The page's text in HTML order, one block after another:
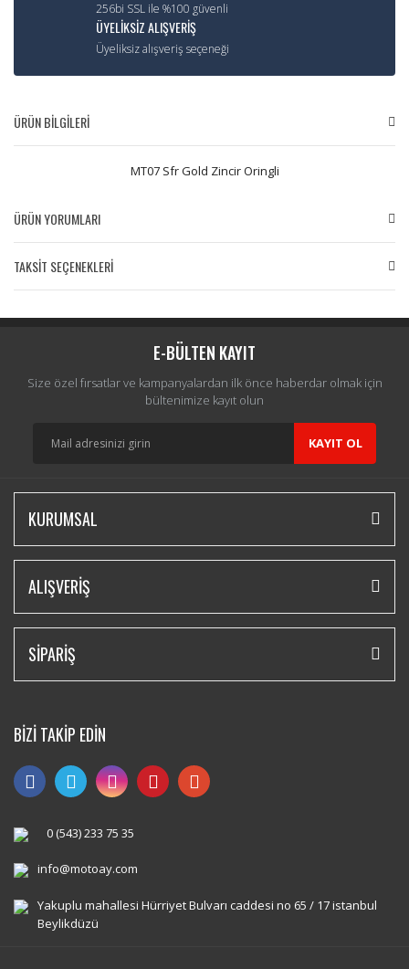
256bi SSL ile %100 güvenli
ÜYELİKSİZ ALIŞVERİŞ
Üyeliksiz alışveriş seçeneği
ÜRÜN BİLGİLERİ
MT07 Sfr Gold Zincir Oringli
ÜRÜN YORUMLARI
Yorum Yaz
TAKSİT SEÇENEKLERİ
E-BÜLTEN KAYIT
Size özel fırsatlar ve kampanyalardan ilk önce haberdar olmak için
bültenimize kayıt olun
KAYIT OL
KURUMSAL
ALIŞVERİŞ
SİPARİŞ
BİZİ TAKİP EDİN
0 (543) 233 75 35
info@motoay.com
Yakuplu mahallesi Hürriyet Bulvarı caddesi no 65 / 17 istanbul
Beylikdüzü